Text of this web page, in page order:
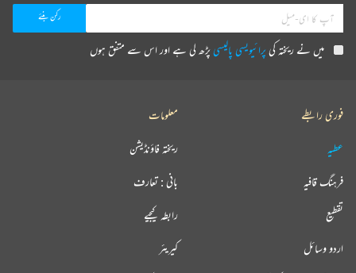
میں نے ریختہ کیپرائیویسی پالیسیپڑھ لی ہے اور اس سے متفق ہوں
فوری رابطے
عطیہ
فرہنگ قافیہ
تقطیع
اردو وسائل
معلومات
ریختہ فاؤنڈیشن
بانی : تعارف
رابطہ کیجیے
کیریئر